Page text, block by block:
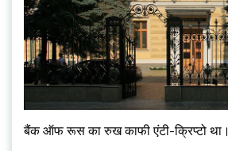
बैंक ऑफ रूस का रुख काफी एंटी-क्रिप्टो था।